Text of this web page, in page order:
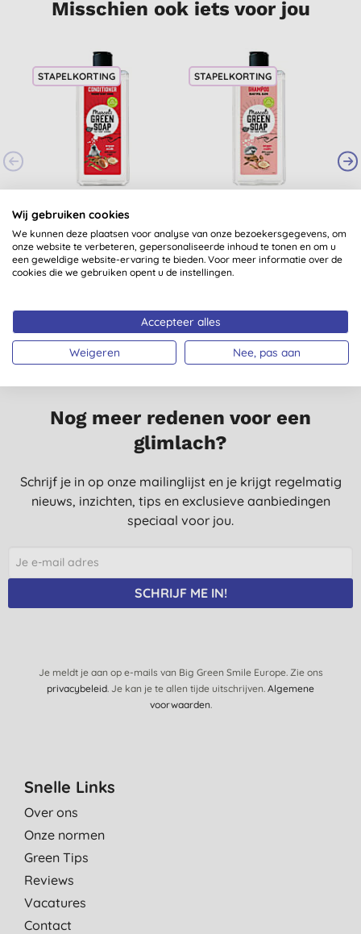
Misschien ook iets voor jou
STAPELKORTING
Caring Conditioner
Argan & Oudh
€ 6,15
KOPEN
STAPELKORTING
Oudh 300ml
(74)
€ 6,15 KOPEN
Nog meer redenen voor een
glimlach?
Schrijf je in op onze mailinglijst en je krijgt regelmatig
nieuws, inzichten, tips en exclusieve aanbiedingen
speciaal voor jou.
SCHRIJF ME IN!
Je meldt je aan op e-mails van Big Green Smile Europe. Zie ons
privacybeleid. Je kan je te allen tijde uitschrijven. Algemene
voorwaarden.
Snelle Links
Over ons
Onze normen
Green Tips
Reviews
Vacatures
Contact
Wij gebruiken cookies
We kunnen deze plaatsen voor analyse van onze bezoekersgegevens, om
onze website te verbeteren, gepersonaliseerde inhoud te tonen en om u
een geweldige website-ervaring te bieden. Voor meer informatie over de
cookies die we gebruiken opent u de instellingen.
Accepteer alles
Weigeren Nee, pas aan